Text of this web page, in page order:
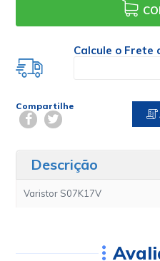
Calcule o Frete
Compartilhe
Descrição
Varistor S07K17V